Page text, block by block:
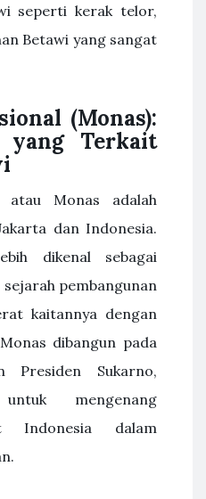
seperti kerak telor,
Betawi yang sangat
(Monas):
yang Terkait
atau Monas adalah
dan Indonesia.
dikenal sebagai
pembangunan
kaitannya dengan
dibangun pada
Presiden Sukarno,
mengenang
Indonesia dalam